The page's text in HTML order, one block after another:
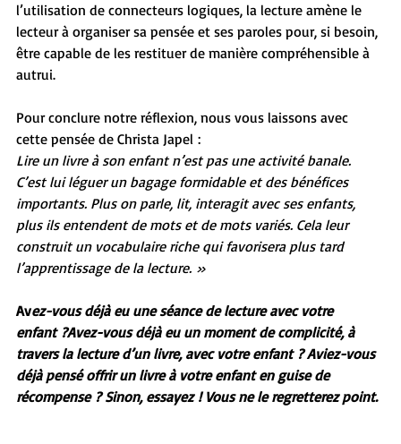
l’utilisation de connecteurs logiques, la lecture amène le
lecteur à organiser sa pensée et ses paroles pour, si besoin,
être capable de les restituer de manière compréhensible à
autrui.
Pour conclure notre réflexion, nous vous laissons avec
cette pensée de Christa Japel :
Lire un livre à son enfant n’est pas une activité banale.
C’est lui léguer un bagage formidable et des bénéfices
importants. Plus on parle, lit, interagit avec ses enfants,
plus ils entendent de mots et de mots variés. Cela leur
construit un vocabulaire riche qui favorisera plus tard
l’apprentissage de la lecture. »
Avez-vous déjà eu une séance de lecture avec votre
enfant ?Avez-vous déjà eu un moment de complicité, à
travers la lecture d’un livre, avec votre enfant ? Aviez-vous
déjà pensé offrir un livre à votre enfant en guise de
récompense ? Sinon, essayez ! Vous ne le regretterez point.